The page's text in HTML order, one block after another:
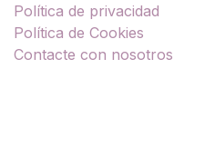
Política de privacidad
Política de Cookies
Contacte con nosotros